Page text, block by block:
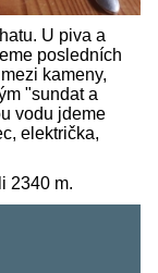
U piva a
posledních
kameny,
"sundat a
vodu jdeme
električka,
2340 m.